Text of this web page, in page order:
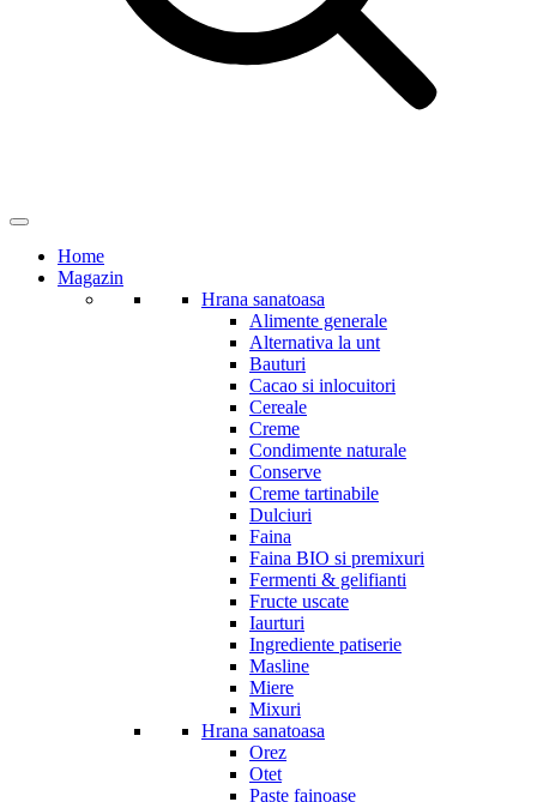
Home
Magazin
Hrana sanatoasa
Alimente generale
Alternativa la unt
Bauturi
Cacao si inlocuitori
Cereale
Creme
Condimente naturale
Conserve
Creme tartinabile
Dulciuri
Faina
Faina BIO si premixuri
Fermenti & gelifianti
Fructe uscate
Iaurturi
Ingrediente patiserie
Masline
Miere
Mixuri
Hrana sanatoasa
Orez
Otet
Paste fainoase